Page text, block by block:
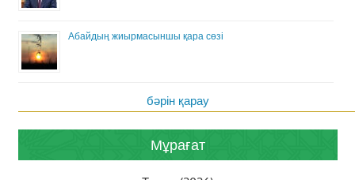
Абайдың жиырмасыншы қара сөзі
бәрін қарау
Мұрағат